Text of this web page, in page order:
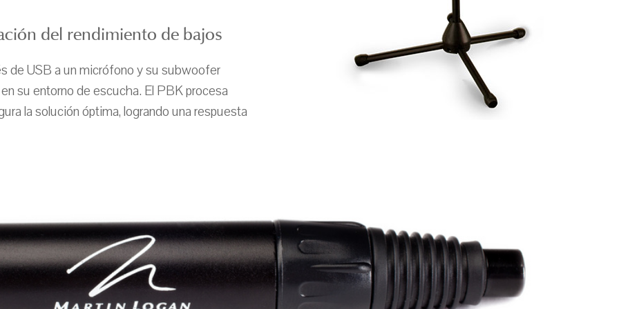
del rendimiento de bajos
de USB a un micrófono y su subwoofer
su entorno de escucha. El PBK procesa
la solución óptima, logrando una respuesta